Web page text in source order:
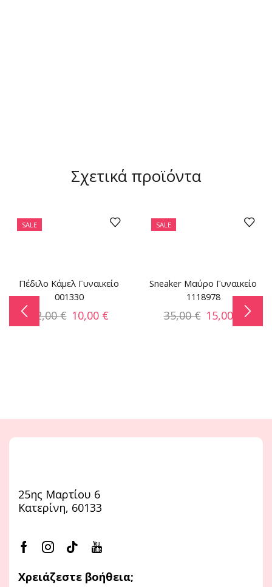
Σχετικά προϊόντα
SALE
Πέδιλο Κάμελ Γυναικείο
001330
32,00€ 10,00 €
SALE
Sneaker Μαύρο Γυναικείο
1118978
35,00€ 15,00
25ης Μαρτίου 6
Κατερίνη, 60133
Χρειάζεστε βοήθεια;